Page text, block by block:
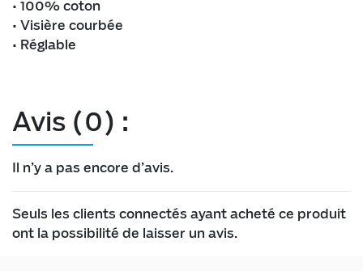
• 100% coton
• Visière courbée
• Réglable
Avis (0) :
Il n’y a pas encore d’avis.
Seuls les clients connectés ayant acheté ce produit
ont la possibilité de laisser un avis.